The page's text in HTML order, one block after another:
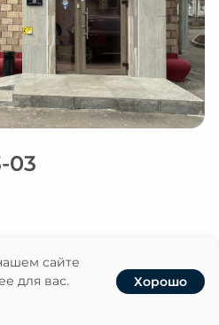
03
22
Акции
сайте
для вас.
Хорошо